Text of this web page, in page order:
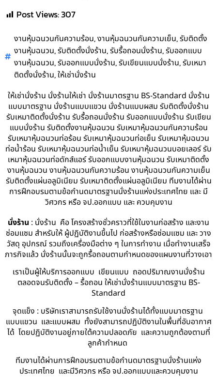
Post Views:307
งานหุ้มฉนวนกันความร้อน,งานหุ้มฉนวนกันความเย็น,รับติดตั้ง
งานหุ้มฉนวน,รับติดตั้งนั่งร้าน,รับรื้อถอนนั่งร้าน,รับออกแบบ
งานหุ้มฉนวน,รับออกแบบนั่งร้าน,รับเขียนแบบนั่งร้าน,รับเหมา
ติดตั้งนั่งร้าน,ให้เช่านั่งร้าน
ให้เช่านั่งร้าน นั่งร้านให้เช่า นั่งร้านมาตรฐาน BS-Standard นั่งร้าน
แบบมาตรฐาน นั่งร้านแบบแขวน นั่งร้านแบบผสม รับติดตั้งนั่งร้าน
รับเหมาติดตั้งนั่งร้าน รับรื้อถอนนั่งร้าน รับออกแบบนั่งร้าน รับเขียน
แบบนั่งร้าน รับติดตั้งงานหุ้มฉนวน รับเหมาหุ้มฉนวนกันความร้อน
รับเหมาหุ้มฉนวนท่อร้อน รับเหมาหุ้มฉนวนท่อเย็น รับเหมาหุ้มฉนวน
ท่อน้ำร้อน รับเหมาหุ้มฉนวนท่อน้ำเย็น รับเหมาหุ้มฉนวนบอยเลอร์ รับ
เหมาหุ้มฉนวนท่อดักส์แอร์ รับออกแบบงานหุ้มฉนวน รับเหมาติดตั้ง
งานหุ้มฉนวน งานหุ้มฉนวนกันความร้อน งานหุ้มฉนวนกันความเย็น
รับติดตั้งแผ่นอลูมิเนียม รับเหมาติดตั้งแผ่นอลูมิเนียม ทีมงานได้ผ่าน
การฝึกอบรมตามข้อกำนดมาตรฐานนั่งร้านแห่งประเทศไทย และ มี
วิศวกร หรือ จป.ออกแบบ และ ควบคุมงาน
นั่งร้าน : นั่งร้าน คือ โครงสร้างชั่วคราวที่ใช้ในงานก่อสร้าง และงาน
ซ่อมแซม สำหรับให้ ผู้ปฏิบัติงานขึ้นไป ก่อสร้างหรือซ่อมแซม และ วาง
วัสดุ อุปกรณ์ รวมถึงเครื่องมือต่าง ๆ ในการทำงาน เมื่อทำงานเสร็จ
ภารกิจแล้ว นั่งร้านนั้นจะถูกรื้อถอนตามกำหนดของแผนงานที่วางเอา
เราเป็นผู้ให้บริการออกแบบ เขียนแบบ ถอดปริมาณงานนั่งร้าน
ตลอดจนรับติดตั้ง – รื้อถอน ให้เช่านั่งร้านแบบมาตรฐาน BS-
Standard
จุดแข็ง : บริษัทเราสามารถรับใช้งานนั่งร้านได้ทั้งแบบมาตรฐาน
แบบแขวน และแบบผสม ทั้งยังสามารถปฏิบัติงานในพื้นที่อับอากาศ
ได้ โดยปฏิบัติงานอยู่ภายใต้ความปลอดภัย และความถูกต้องตามที่
ลูกค้ากำหนด
ทีมงานได้ผ่านการฝึกอบรมตามข้อกำนดมาตรฐานนั่งร้านแห่ง
ประเทศไทย และมีวิศวกร หรือ จป.ออกแบบและควบคุมงาน